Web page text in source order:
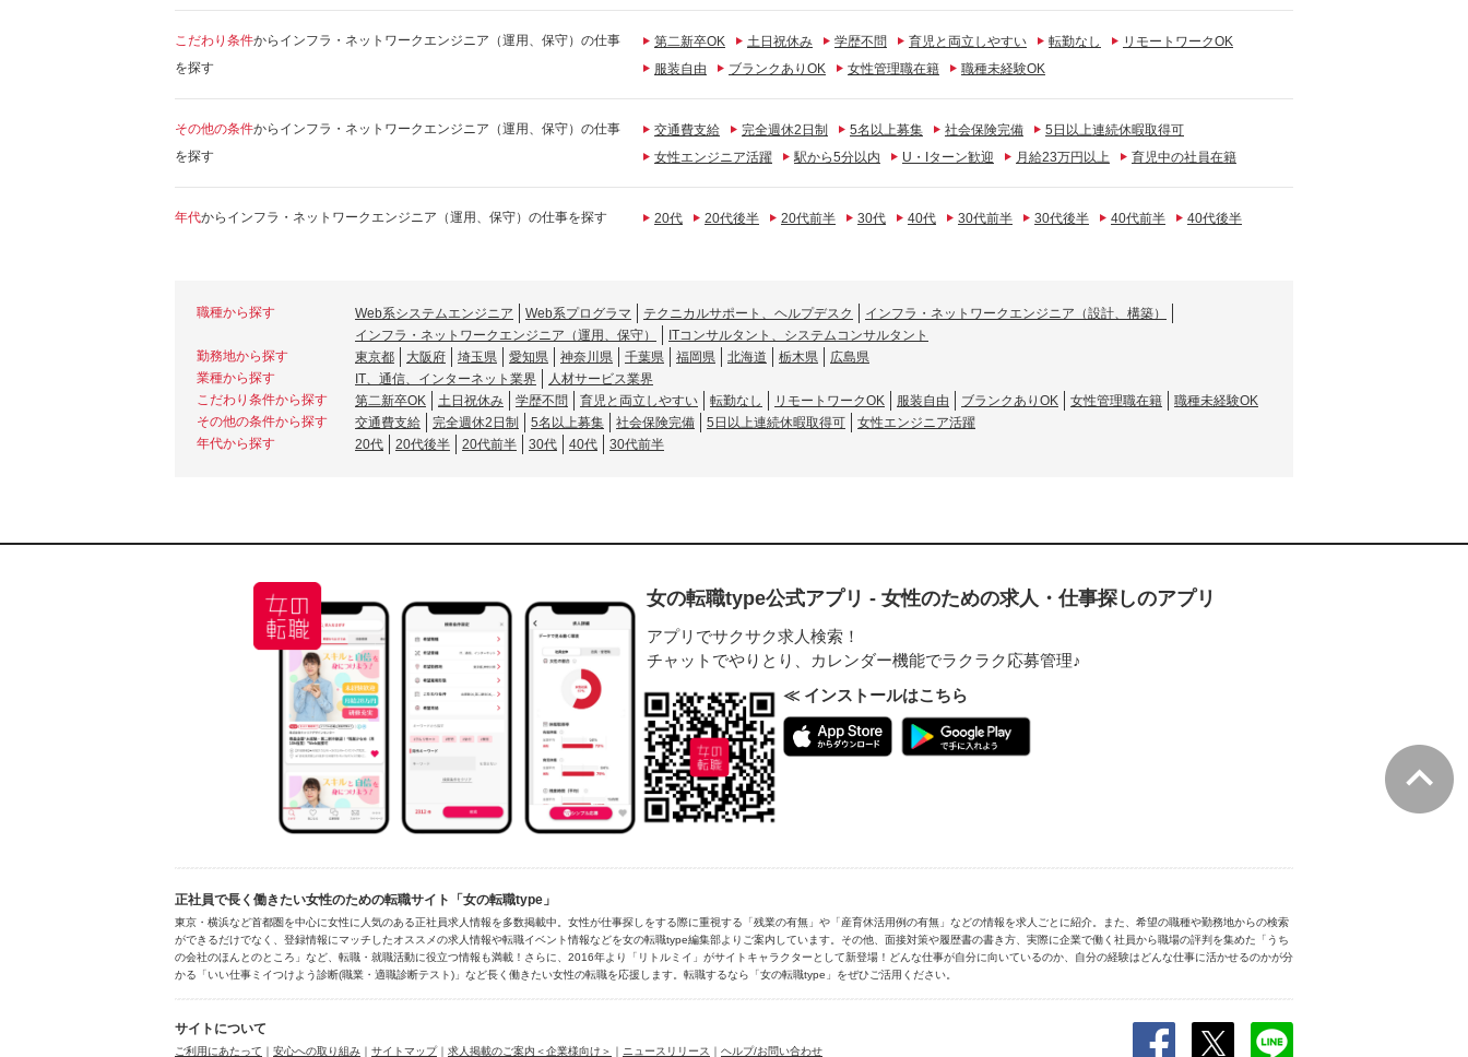
こだわり条件からインフラ・ネットワークエンジニア（運用、保守）の仕事
を探す
第二新卒OK 土日祝休み 学歴不問 育児と両立しやすい 転勤なし
リモートワークOK
服装自由
ブランクありOK 女性管理職在籍 職種未経験OK
その他の条件からインフラ・ネットワークエンジニア（運用、保守）の仕事
を探す
交通費支給 完全週休2日制 5名以上募集 社会保険完備
5日以上連続休暇取得可
女性エンジニア活躍
駅から5分以内 U・Iターン歓迎 月給23万円以上 育児中の社員在籍
年代からインフラ・ネットワークエンジニア（運用、保守）の仕事を探す 20代 20代後半 20代前半 30代 40代 30代前半 30代後半 40代前半 40代後半
職種から探す Web系システムエンジニア Web系プログラマ テクニカルサポート、ヘルプデスク
インフラ・ネットワークエンジニア（設計、構築）
インフラ・ネットワークエンジニア（運用、保守）
ITコンサルタント、システムコンサルタント
勤務地から探す
東京都 大阪府 埼玉県 愛知県 神奈川県 千葉県 福岡県 北海道 栃木県
広島県
業種から探す
IT、通信、インターネット業界
人材サービス業界
こだわり条件から探す
第二新卒OK 土日祝休み 学歴不問 育児と両立しやすい 転勤なし リモートワークOK 服装自由 ブランクありOK 女性管理職在籍
職種未経験OK
その他の条件から探す
交通費支給 完全週休2日制 5名以上募集 社会保険完備 5日以上連続休暇取得可
女性エンジニア活躍
年代から探す
20代 20代後半 20代前半 30代 40代 30代前半
女の転職type公式アプリ - 女性のための求人・仕事探しのアプリ
アプリでサクサク求人検索！
チャットでやりとり、カレンダー機能でラクラク応募管理♪
≪ インストールはこちら
正社員で長く働きたい女性のための転職サイト「女の転職type」
東京・横浜など首都圏を中心に女性に人気のある正社員求人情報を多数掲載中。女性が仕事探しをする際に重視する「残業の有無」や「産育休活用例の有無」などの情報を求人ごとに紹介。また、希望の職種や勤務地からの検索
ができるだけでなく、登録情報にマッチしたオススメの求人情報や転職イベント情報などを女の転職type編集部よりご案内しています。その他、面接対策や履歴書の書き方、実際に企業で働く社員から職場の評判を集めた「うち
の会社のほんとのところ」など、転職・就職活動に役立つ情報も満載！さらに、2016年より「リトルミイ」がサイトキャラクターとして新登場！どんな仕事が自分に向いているのか、自分の経験はどんな仕事に活かせるのかが分
かる「いい仕事ミイつけよう診断(職業・適職診断テスト)」など長く働きたい女性の転職を応援します。転職するなら「女の転職type」をぜひご活用ください。
サイトについて
ご利用にあたって ｜ 安心への取り組み ｜ サイトマップ｜ 求人掲載のご案内＜企業様向け＞ ｜ ニュースリリース ｜ ヘルプ/お問い合わせ